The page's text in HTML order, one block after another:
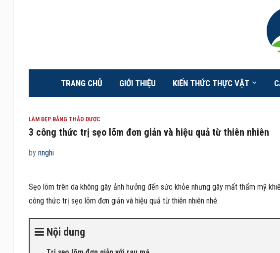
TRANG CHỦ GIỚI THIỆU KIẾN THỨC THỰC VẬT
LÀM ĐẸP BẰNG THẢO DƯỢC
3 công thức trị sẹo lõm đơn giản và hiệu quả từ thiên nhiên
by nnghi
Sẹo lõm trên da không gây ảnh hưởng đến sức khỏe nhưng gây mất thẩm mỹ
công thức trị sẹo lõm đơn giản và hiệu quả từ thiên nhiên nhé.
Nội dung